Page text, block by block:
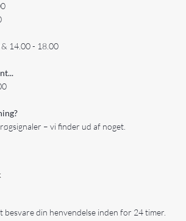
14.00 - 18.00
– vi finder ud af noget.
besvare din henvendelse inden for 24 timer.